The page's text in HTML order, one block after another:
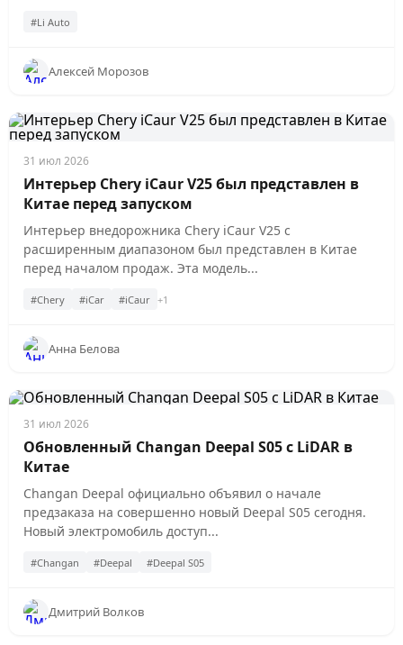
#Li Auto
Алексей Морозов
31 июл 2026
Интерьер Chery iCaur V25 был представлен в
Китае перед запуском
Интерьер внедорожника Chery iCaur V25 с
расширенным диапазоном был представлен в Китае
перед началом продаж. Эта модель...
#Chery #iCar #iCaur +1
Анна Белова
31 июл 2026
Обновленный Changan Deepal S05 с LiDAR в
Китае
Changan Deepal официально объявил о начале
предзаказа на совершенно новый Deepal S05 сегодня.
Новый электромобиль доступ...
#Changan #Deepal #Deepal S05
Дмитрий Волков